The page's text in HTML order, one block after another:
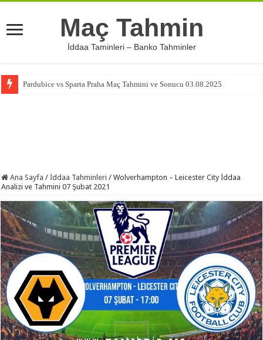
Maç Tahmin
İddaa Taminleri – Banko Tahminler
Pardubice vs Sparta Praha Maç Tahmini ve Sonucu 03.08.2025
Ana Sayfa / İddaa Tahminleri / Wolverhampton – Leicester City İddaa
Analizi ve Tahmini 07 Şubat 2021